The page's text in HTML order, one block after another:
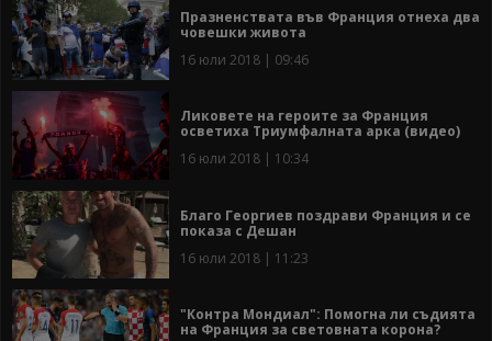
Празненствата във Франция отнеха два
човешки живота
16 юли 2018 | 09:46
Ликовете на героите за Франция
осветиха Триумфалната арка (видео)
16 юли 2018 | 10:34
Благо Георгиев поздрави Франция и се
показа с Дешан
16 юли 2018 | 11:23
"Контра Мондиал": Помогна ли съдията
на Франция за световната корона?